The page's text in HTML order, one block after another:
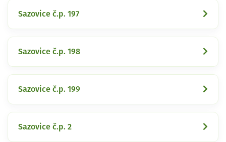
Sazovice č.p. 197
Sazovice č.p. 198
Sazovice č.p. 199
Sazovice č.p. 2